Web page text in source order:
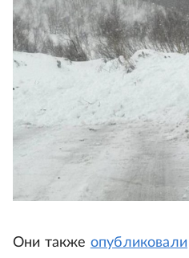
Они также опубликовали